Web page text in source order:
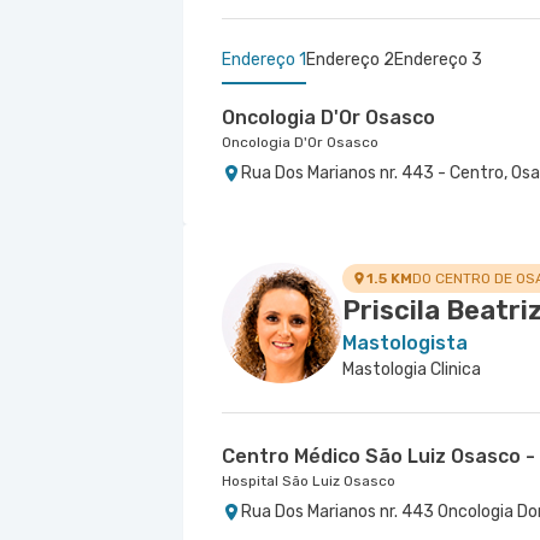
Endereço 1 Endereço 2Endereço 3
Oncologia D'Or Osasco
Oncologia D'Or Osasco
Rua Dos Marianos nr. 443 - Centro,
1.5 KMDO CENTRO DE
Priscila
Mastologista
Mastologia Clinica
Centro Médico São Luiz Osasco
Hospital São Luiz Osasco
Rua Dos Marianos nr. 443 Oncologia